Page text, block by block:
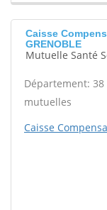
Caisse
GRENOBLE
Mutuelle Santé
Département: 38
mutuelles
Caisse